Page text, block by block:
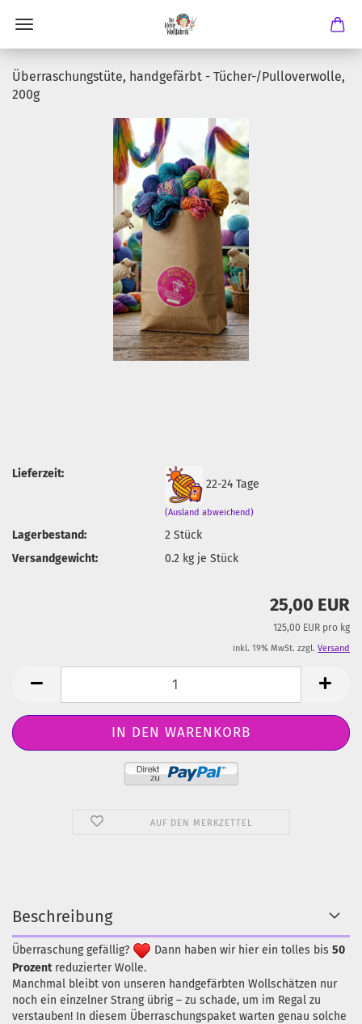
Überraschungstüte, handgefärbt - Tücher-/Pulloverwolle,
200g
Lieferzeit:
22-24 Tage
(Ausland abweichend)
Lagerbestand: 2Stück
Versandgewicht:
0.2 kg je Stück
25,00 EUR
125,00 EUR pro kg
inkl. 19% MwSt. zzgl. Versand
AUF DEN MERKZETTEL
Beschreibung
Überraschung gefällig? Dann haben wir hier ein tolles bis 50
Prozentreduzierter Wolle.
Manchmal bleibt von unseren handgefärbten Wollschätzen nur
noch ein einzelner Strang übrig – zu schade, um im Regal zu
verstauben! In diesem Überraschungspaket warten genau solche